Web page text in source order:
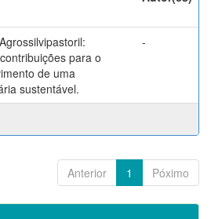
para o
de uma
sustentável.
-
Anterior 1 Póximo